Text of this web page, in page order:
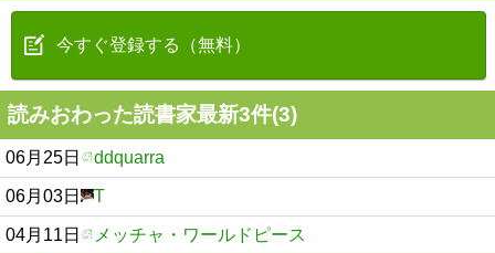
今すぐ登録する（無料）
読みおわった読書家最新3件(3)
06月25日 ddquarra
06月03日 T
04月11日 メッチャ・ワールドピース